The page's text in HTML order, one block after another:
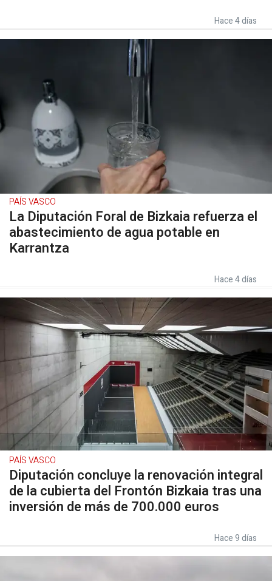
Hace 4 días
PAÍS VASCO
La Diputación Foral de Bizkaia refuerza el
abastecimiento de agua potable en
Karrantza
Hace 4 días
PAÍS VASCO
Diputación concluye la renovación integral
de la cubierta del Frontón Bizkaia tras una
inversión de más de 700.000 euros
Hace 9 días